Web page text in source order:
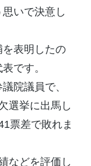
いで決意し
表明したの
です。
院議員で、
選挙に出馬し
票差で敗れま
などを評価し